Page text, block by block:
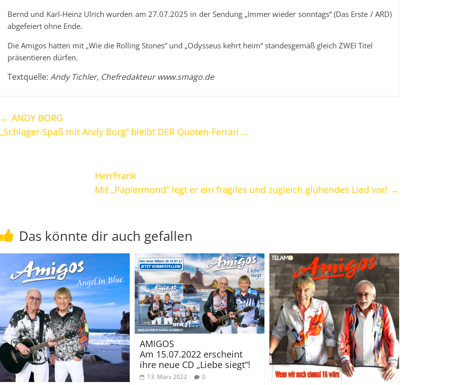
Bernd und Karl-Heinz Ulrich wurden am 27.07.2025 in der Sendung „Immer wieder sonntags“ (Das Erste / ARD)
abgefeiert ohne Ende.
Die Amigos hatten mit „Wie die Rolling Stones“ und „Odysseus kehrt heim“ standesgemäß gleich ZWEI Titel
präsentieren dürfen.
Textquelle: Andy Tichler, Chefredakteur www.smago.de
← ANDY BORG
„Schlager-Spaß mit Andy Borg“ bleibt DER Quoten-Ferrari …
HerrFrank
Mit „Papiermond“ legt er ein fragiles und zugleich glühendes Lied vor! →
Das könnte dir auch gefallen
AMIGOS
Am 15.07.2022 erscheint
ihre neue CD „Liebe siegt“!
13. März 2022 0